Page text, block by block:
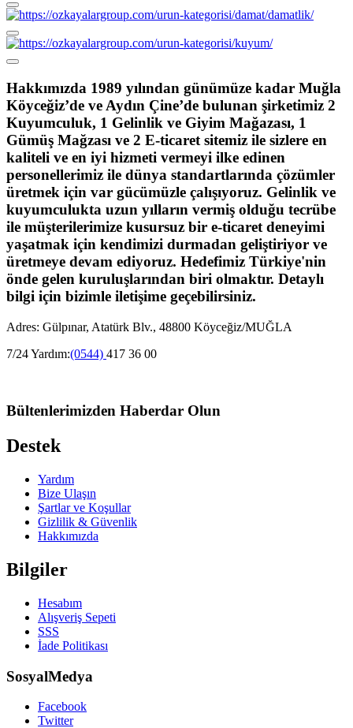
Hakkımızda 1989 yılından günümüze kadar Muğla
Köyceğiz’de ve Aydın Çine’de bulunan şirketimiz 2
Kuyumculuk, 1 Gelinlik ve Giyim Mağazası, 1
Gümüş Mağzası ve 2 E-ticaret sitemiz ile sizlere en
kaliteli ve en iyi hizmeti vermeyi ilke edinen
personellerimiz ile dünya standartlarında çözümler
üretmek için var gücümüzle çalışıyoruz. Gelinlik ve
kuyumculukta uzun yılların vermiş olduğu tecrübe
ile müşterilerimize kusursuz bir e-ticaret deneyimi
yaşatmak için kendimizi durmadan geliştiriyor ve
üretmeye devam ediyoruz. Hedefimiz Türkiye'nin
önde gelen kuruluşlarından biri olmaktır. Detaylı
bilgi için bizimle iletişime geçebilirsiniz.
Adres: Gülpınar, Atatürk Blv., 48800 Köyceğiz/MUĞLA
7/24 Yardım:(0544) 417 36 00
Bültenlerimizden Haberdar Olun
Destek
Yardım
Bize Ulaşın
Şartlar ve Koşullar
Gizlilik & Güvenlik
Hakkımızda
Bilgiler
Hesabım
Alışveriş Sepeti
SSS
İade Politikası
SosyalMedya
Facebook
Twitter